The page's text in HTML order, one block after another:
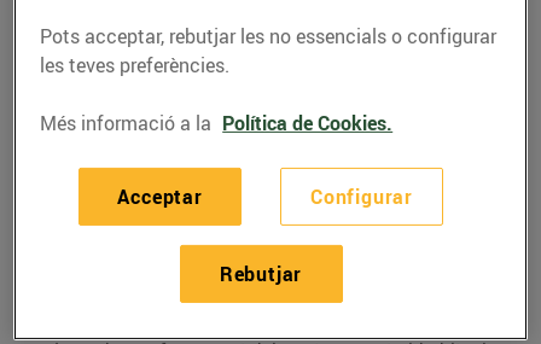
La carbassa, el gran
tresor gastronòmic de
la tardor
Una hortalissa bona, nutritiva, saludable i molt
versàtil a la cuina, que permet crear infinitats de
plats a la cuina, dolços i salats.
Pots acceptar, rebutjar les no essencials o configurar
les teves preferències.
Més informació a la Política de Cookies.
Configurar
Rebutjar
Acceptar